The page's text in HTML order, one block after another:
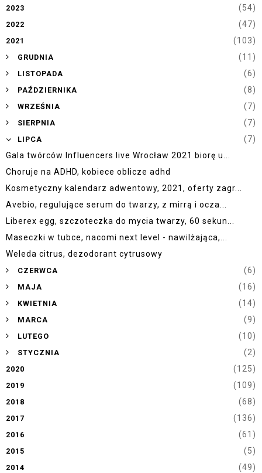
2023 (54)
2022 (47)
2021
(103)
► GRUDNIA
(11)
► LISTOPADA
(6)
► PAŹDZIERNIKA
(8)
► WRZEŚNIA
(7)
► SIERPNIA
(7)
▼ LIPCA
(7)
Gala twórców Influencers live Wrocław 2021 biorę u...
Choruje na ADHD, kobiece oblicze adhd
Kosmetyczny kalendarz adwentowy, 2021, oferty zagr...
Avebio, regulujące serum do twarzy, z mirrą i ocza...
Liberex egg, szczoteczka do mycia twarzy, 60 sekun...
Maseczki w tubce, nacomi next level - nawilżająca,...
Weleda citrus, dezodorant cytrusowy
► CZERWCA
(6)
► MAJA
(16)
► KWIETNIA
(14)
► MARCA
(9)
► LUTEGO
(10)
► STYCZNIA (2)
2020 (125)
2019 (109)
2018 (68)
2017 (136)
2016 (61)
2015 (5)
2014 (49)